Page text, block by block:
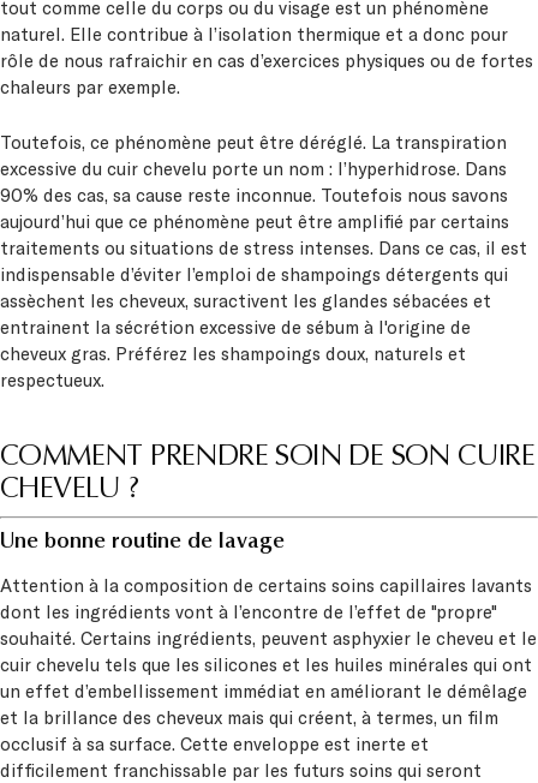
tout comme celle du corps ou du visage est un phénomène
naturel. Elle contribue à l’isolation thermique et a donc pour
rôle de nous rafraichir en cas d’exercices physiques ou de fortes
chaleurs par exemple.
Toutefois, ce phénomène peut être déréglé. La transpiration
excessive du cuir chevelu porte un nom : l’hyperhidrose. Dans
90% des cas, sa cause reste inconnue. Toutefois nous savons
aujourd’hui que ce phénomène peut être amplifié par certains
traitements ou situations de stress intenses. Dans ce cas, il est
indispensable d’éviter l’emploi de shampoings détergents qui
assèchent les cheveux, suractivent les glandes sébacées et
entrainent la sécrétion excessive de sébum à l'origine de
cheveux gras. Préférez les shampoings doux, naturels et
respectueux.
COMMENT PRENDRE SOIN DE SON CUIRE
CHEVELU ?
Une bonne routine de lavage
Attention à la composition de certains soins capillaires lavants
dont les ingrédients vont à l’encontre de l’effet de "propre"
souhaité. Certains ingrédients, peuvent asphyxier le cheveu et le
cuir chevelu tels que les silicones et les huiles minérales qui ont
un effet d’embellissement immédiat en améliorant le démêlage
et la brillance des cheveux mais qui créent, à termes, un film
occlusif à sa surface. Cette enveloppe est inerte et
difficilement franchissable par les futurs soins qui seront